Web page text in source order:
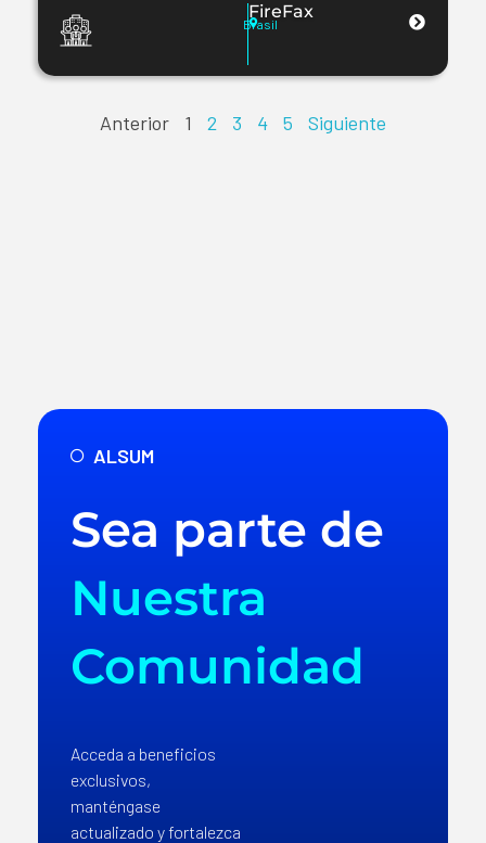
FireFax
Brasil
Anterior 1 2 3 4 5 Siguiente
ALSUM
Sea parte de
Nuestra
Comunidad
Acceda a beneficios
exclusivos,
manténgase
actualizado y fortalezca